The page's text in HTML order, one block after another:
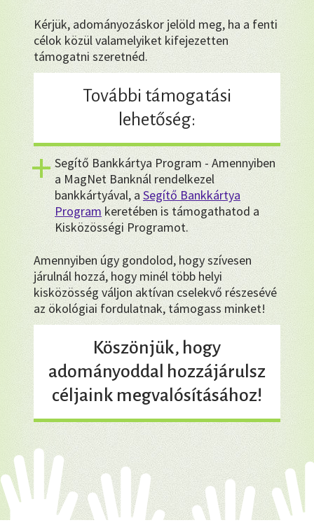
Kérjük, adományozáskor jelöld meg, ha a fenti
célok közül valamelyiket kifejezetten
támogatni szeretnéd.
További támogatási
lehetőség:
Segítő Bankkártya Program - Amennyiben
a MagNet Banknál rendelkezel
bankkártyával, aSegítő Bankkártya
Programkeretében is támogathatod a
Kisközösségi Programot.
Amennyiben úgy gondolod, hogy szívesen
járulnál hozzá, hogy minél több helyi
kisközösség váljon aktívan cselekvő részesévé
az ökológiai fordulatnak, támogass minket!
Köszönjük, hogy
adományoddal hozzájárulsz
céljaink megvalósításához!